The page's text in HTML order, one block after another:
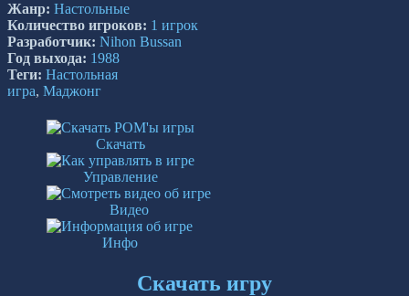
Жанр: Настольные
Количество игроков: 1 игрок
Разработчик: Nihon Bussan
Год выхода: 1988
Теги: Настольная
игра, Маджонг
Скачать
Управление
Видео
Инфо
Скачать игру